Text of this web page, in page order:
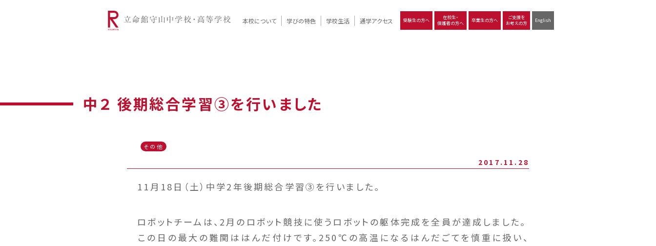
本校について 学びの特色 学校生活 通学アクセス 受験生の方へ
在校生・
保護者の方へ
卒業生の方へ
ご支援を
お考えの方
English
中２ 後期総合学習③を行いました
その他
2017.11.28
11月18日（土）中学2年後期総合学習③を行いました。
ロボットチームは、2月のロボット競技に使うロボットの躯体完成を全員が達成しました。
この日の最大の難関ははんだ付けです。250℃の高温になるはんだごてを慎重に扱い、